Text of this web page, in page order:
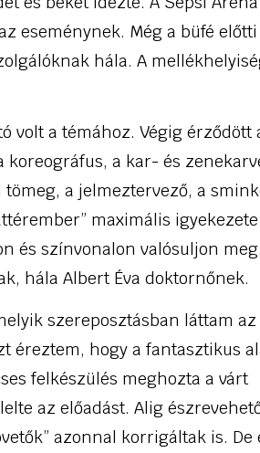
eseménynek. Még a büfé
hála. A
volt a témához. Végig érződött
a kar- és
a jelmeztervező, a
maximális
és színvonalon valósuljon
hála Albert Éva doktornőnek.
szereposztásban láttam az
éreztem, hogy a fantasztikus
felkészülés meghozta a várt
az előadást. Alig
azonnal korrigáltak is. De